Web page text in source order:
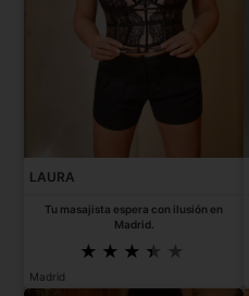
LAURA
Tu masajista espera con ilusión en
Madrid.
Madrid